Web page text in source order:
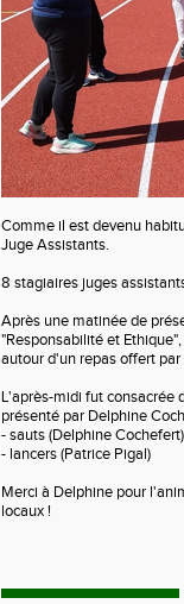
Comme il est devenu
Juge Assistants.
8 stagiaires juges
Après une matinée de
"Responsabilité et
autour d'un repas offert
L'après-midi fut consacrée
présenté par Delphine
- sauts (Delphine Cochefert)
- lancers (Patrice Pigal)
Merci à Delphine pour
locaux !